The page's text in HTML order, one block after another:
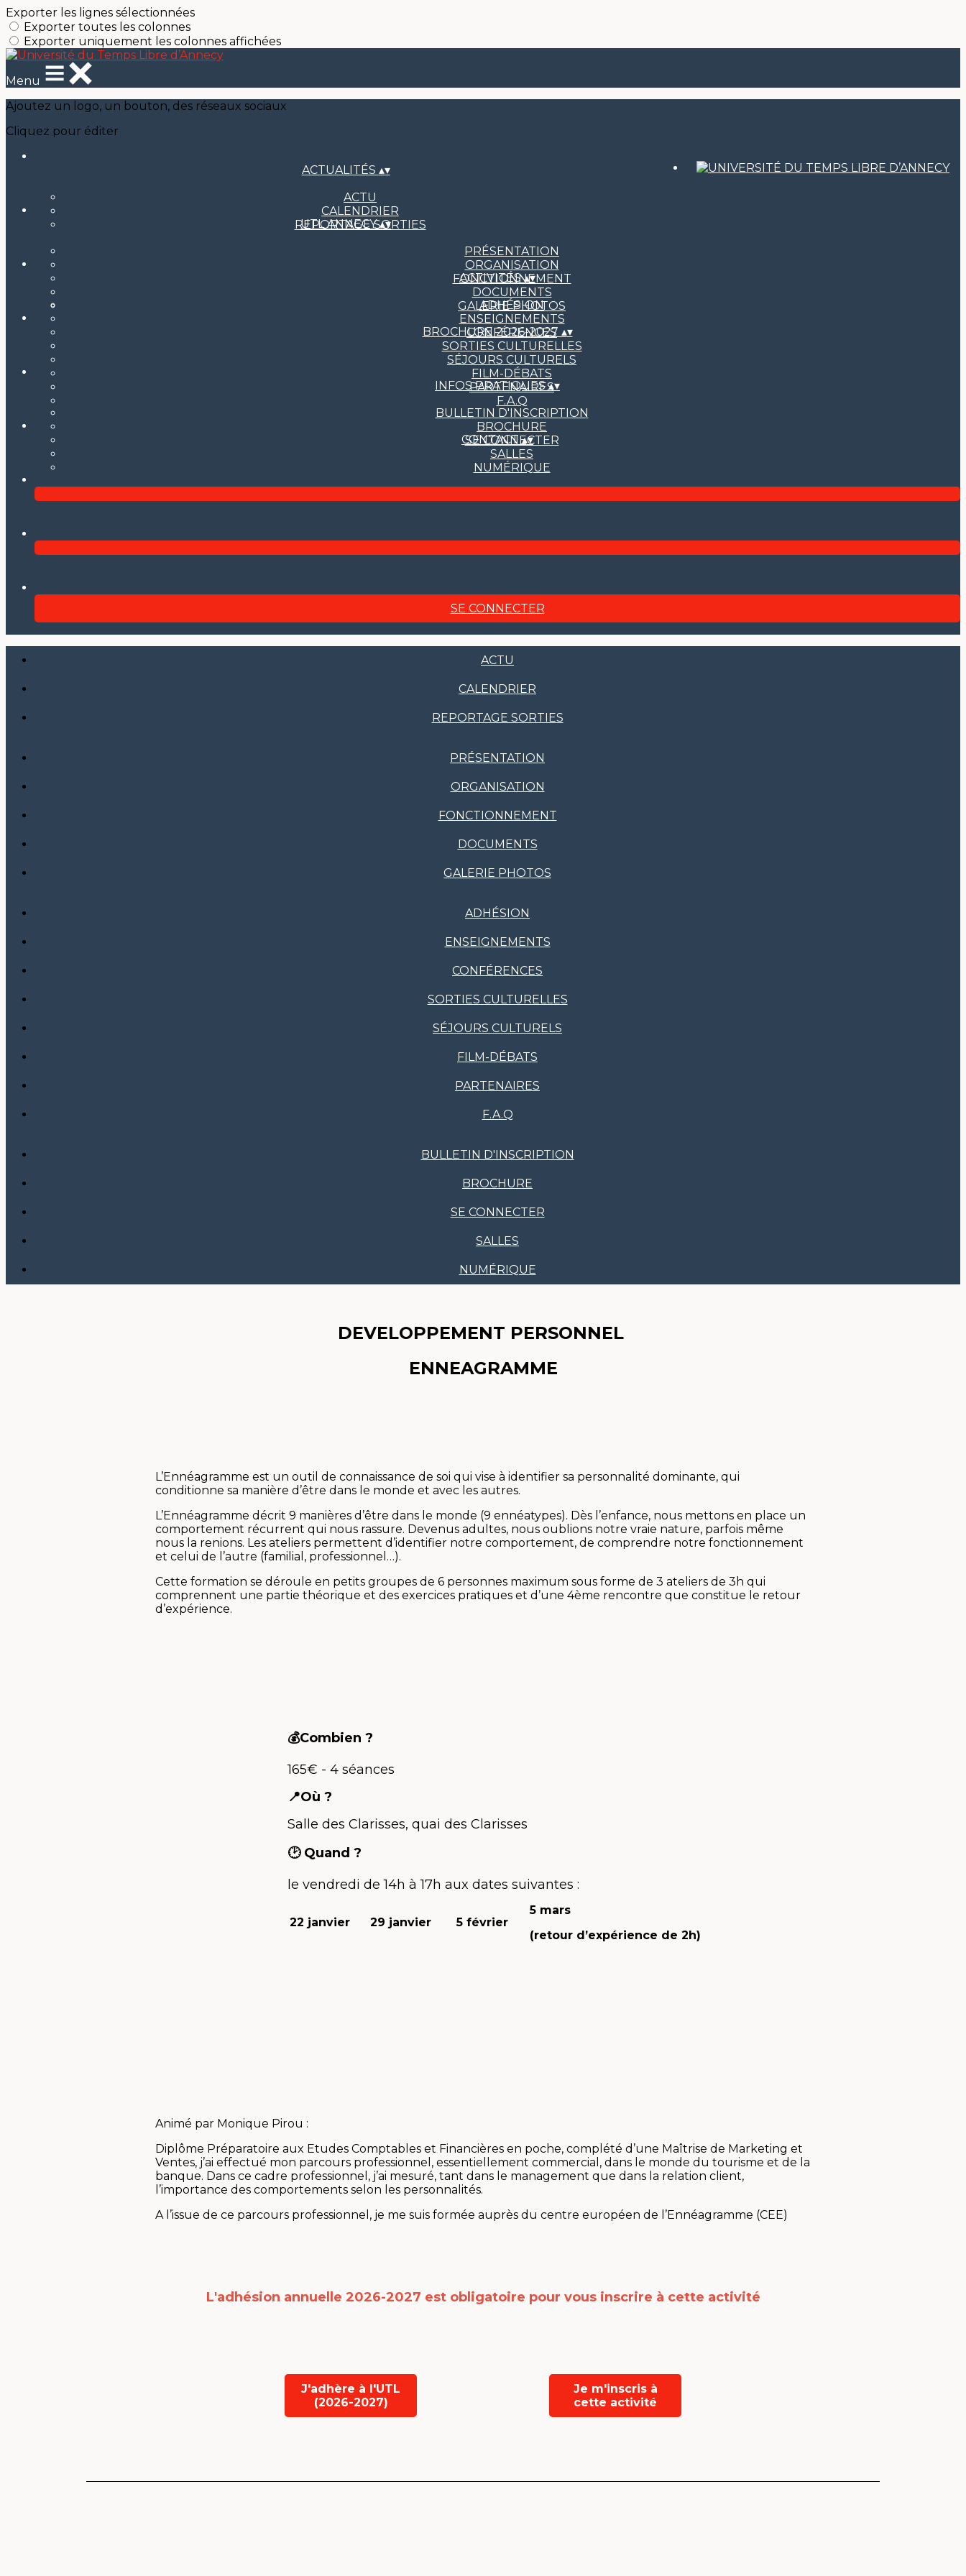
Exporter les lignes sélectionnées
Exporter toutes les colonnes
Exporter uniquement les colonnes affichées
Menu
Ajoutez un logo, un bouton, des réseaux sociaux
Cliquez pour éditer
ACTUALITÉS ▴▾
ACTU
CALENDRIER
REPORTAGE SORTIES
UTL ANNECY▴▾
PRÉSENTATION
ORGANISATION
FONCTIONNEMENT
DOCUMENTS
GALERIE PHOTOS
ACTIVITÉS▴▾
ADHÉSION
ENSEIGNEMENTS
CONFÉRENCES
SORTIES CULTURELLES
SÉJOURS CULTURELS
FILM-DÉBATS
PARTENAIRES
F.A.Q
BROCHURE 2026-2027 ▴▾
INFOS PRATIQUES▴▾
BULLETIN D'INSCRIPTION
BROCHURE
SE CONNECTER
SALLES
NUMÉRIQUE
CONTACT▴▾
SE CONNECTER
ACTU
CALENDRIER
REPORTAGE SORTIES
PRÉSENTATION
ORGANISATION
FONCTIONNEMENT
DOCUMENTS
GALERIE PHOTOS
ADHÉSION
ENSEIGNEMENTS
CONFÉRENCES
SORTIES CULTURELLES
SÉJOURS CULTURELS
FILM-DÉBATS
PARTENAIRES
F.A.Q
BULLETIN D'INSCRIPTION
BROCHURE
SE CONNECTER
SALLES
NUMÉRIQUE
DEVELOPPEMENT PERSONNEL
ENNEAGRAMME
L’Ennéagramme est un outil de connaissance de soi qui vise à identifier sa personnalité dominante, qui
conditionne sa manière d’être dans le monde et avec les autres.
L’Ennéagramme décrit 9 manières d’être dans le monde (9 ennéatypes). Dès l’enfance, nous mettons en place un
comportement récurrent qui nous rassure. Devenus adultes, nous oublions notre vraie nature, parfois même
nous la renions. Les ateliers permettent d’identifier notre comportement, de comprendre notre fonctionnement
et celui de l’autre (familial, professionnel…).
Cette formation se déroule en petits groupes de 6 personnes maximum sous forme de 3 ateliers de 3h qui
comprennent une partie théorique et des exercices pratiques et d’une 4ème rencontre que constitue le retour
d’expérience.
💰Combien ?
165€ - 4 séances
📍Où ?
Salle des Clarisses, quai des Clarisses
🕑 Quand ?
le vendredi de 14h à 17h aux dates suivantes :
22 janvier 29 janvier 5 février
5 mars
(retour d’expérience de 2h)
Animé par Monique Pirou :
Diplôme Préparatoire aux Etudes Comptables et Financières en poche, complété d’une Maîtrise de Marketing et
Ventes, j’ai effectué mon parcours professionnel, essentiellement commercial, dans le monde du tourisme et de la
banque. Dans ce cadre professionnel, j’ai mesuré, tant dans le management que dans la relation client,
l’importance des comportements selon les personnalités.
A l’issue de ce parcours professionnel, je me suis formée auprès du centre européen de l’Ennéagramme (CEE)
L'adhésion annuelle 2026-2027 est obligatoire pour vous inscrire à cette activité
J'adhère à l'UTL
(2026-2027)
Je m'inscris à
cette activité